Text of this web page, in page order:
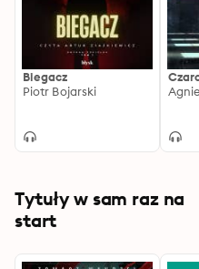
Biegacz
Piotr Bojarski
Tytuły w sam raz na
start